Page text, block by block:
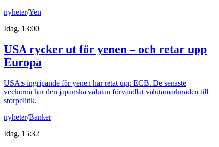
nyheter/Yen
Idag, 13:00
USA rycker ut för yenen – och retar upp
Europa
USA:s ingripande för yenen har retat upp ECB. De senaste
veckorna har den japanska valutan förvandlat valutamarknaden till
storpolitik.
nyheter/Banker
Idag, 15:32